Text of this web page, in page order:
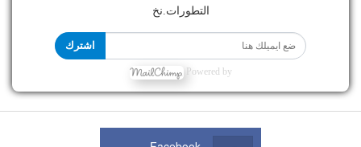
التطورات.نخ
اشترك
Powered by